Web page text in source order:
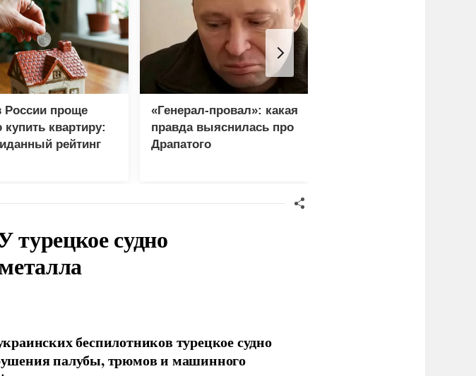
России проще
купить квартиру:
рейтинг
«Генерал-провал»: какая
правда выяснилась про
Драпатого
судно
беспилотников турецкое судно
палубы, трюмов и машинного